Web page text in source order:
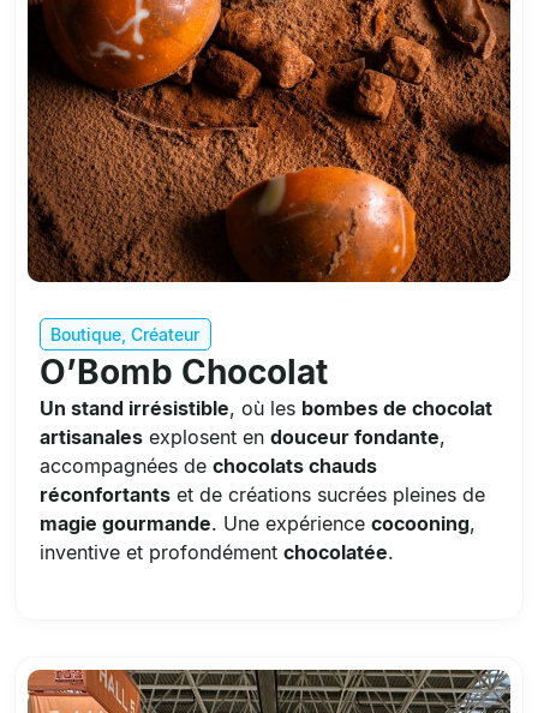
Boutique ,Créateur
O’Bomb Chocolat
Un stand irrésistible, où les bombes de chocolat
artisanales explosent en douceur fondante,
accompagnées de chocolats chauds
réconfortants et de créations sucrées pleines de
magie gourmande. Une expérience cocooning,
inventive et profondément chocolatée.